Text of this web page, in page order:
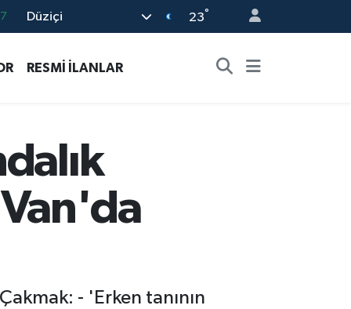
Düziçi 23°
RESMİ İLANLAR
- 'Erken tanının